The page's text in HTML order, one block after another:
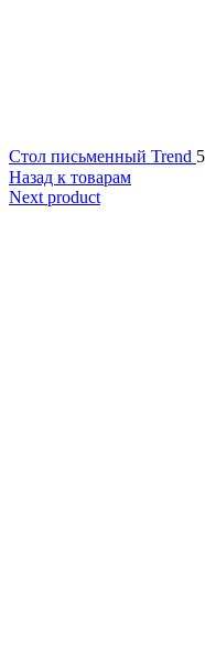
Стол письменный Trend
Назад к товарам
Next product